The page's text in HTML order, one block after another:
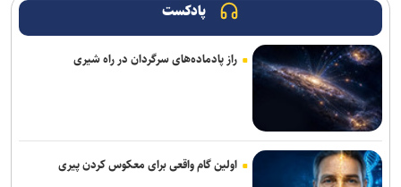
سرمربی اوکراینی تیم ملی آب‌های آرام: به شاگردانم ایمان دارم/ توانایی
کسب مدال را در ناگویا داریم
تور جهانی تنیس صربستان| یزدانی با عبور از روسیه به مراکش رسید
اولین اردوی مشترکی ملی‌پوشان نیراندازی با همتایان چینی
بانک شهر از شرکت در لیگ برتر کشتی انصراف می‌دهد؟
پادکست
راز پادماده‌های سرگردان در راه شیری
اولین گام واقعی برای معکوس کردن پیری